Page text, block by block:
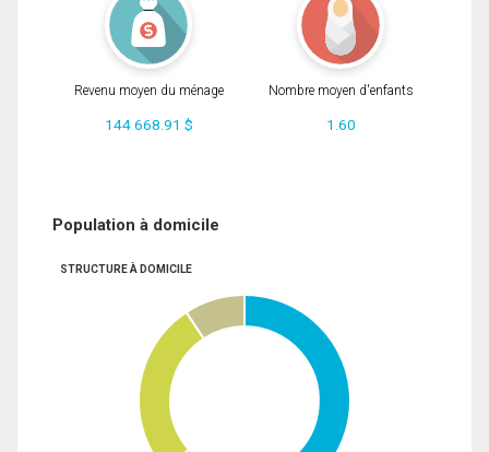
Revenu moyen du ménage
144 668.91 $
Nombre moyen d'enfants
1.60
Population à domicile
STRUCTURE À DOMICILE